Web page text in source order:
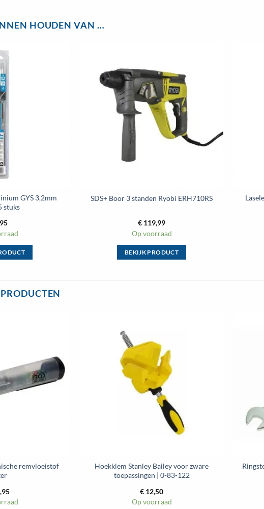
HOUDEN VAN …
GYS 3,2mm
stuks
SDS+ Boor 3 standen Ryobi ERH710RS
€ 119,99
Op voorraad
BEKIJK PRODUCT
kan
gekozen
worden
op
de
productpagina
remvloeistof
Hoekklem Stanley Bailey voor zware
toepassingen | 0-83-122
€ 12,50
Op voorraad